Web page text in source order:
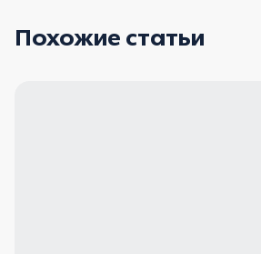
Похожие статьи